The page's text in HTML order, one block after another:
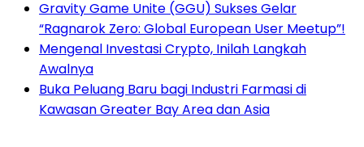
Gravity Game Unite (GGU) Sukses Gelar
“Ragnarok Zero: Global European User Meetup”!
Mengenal Investasi Crypto, Inilah Langkah
Awalnya
Buka Peluang Baru bagi Industri Farmasi di
Kawasan Greater Bay Area dan Asia